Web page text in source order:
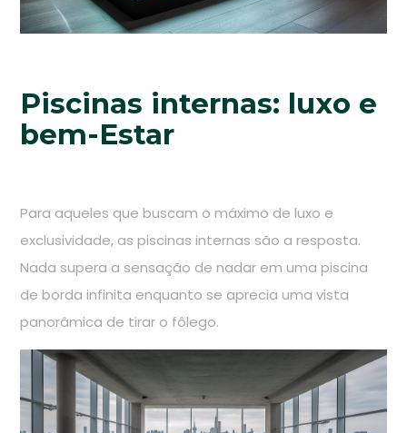
Piscinas internas: luxo e
bem-Estar
Para aqueles que buscam o máximo de luxo e
exclusividade, as piscinas internas são a resposta.
Nada supera a sensação de nadar em uma piscina
de borda infinita enquanto se aprecia uma vista
panorâmica de tirar o fôlego.